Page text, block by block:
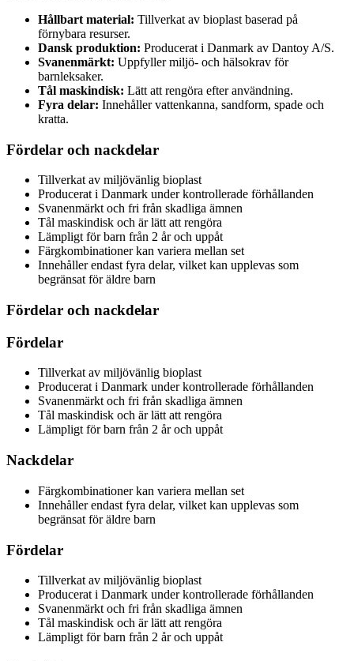
Hållbart material: Tillverkat av bioplast baserad på
förnybara resurser.
Dansk produktion: Producerat i Danmark av Dantoy A/S.
Svanenmärkt: Uppfyller miljö- och hälsokrav för
barnleksaker.
Tål maskindisk: Lätt att rengöra efter användning.
Fyra delar: Innehåller vattenkanna, sandform, spade och
kratta.
Fördelar och nackdelar
Tillverkat av miljövänlig bioplast
Producerat i Danmark under kontrollerade förhållanden
Svanenmärkt och fri från skadliga ämnen
Tål maskindisk och är lätt att rengöra
Lämpligt för barn från 2 år och uppåt
Färgkombinationer kan variera mellan set
Innehåller endast fyra delar, vilket kan upplevas som
begränsat för äldre barn
Fördelar och nackdelar
Fördelar
Tillverkat av miljövänlig bioplast
Producerat i Danmark under kontrollerade förhållanden
Svanenmärkt och fri från skadliga ämnen
Tål maskindisk och är lätt att rengöra
Lämpligt för barn från 2 år och uppåt
Nackdelar
Färgkombinationer kan variera mellan set
Innehåller endast fyra delar, vilket kan upplevas som
begränsat för äldre barn
Fördelar
Tillverkat av miljövänlig bioplast
Producerat i Danmark under kontrollerade förhållanden
Svanenmärkt och fri från skadliga ämnen
Tål maskindisk och är lätt att rengöra
Lämpligt för barn från 2 år och uppåt